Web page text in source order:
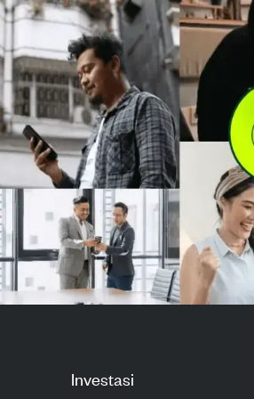
keabsahan perjanjian...
Investasi